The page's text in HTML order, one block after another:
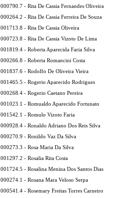
000790.7 - Rita De Cassia Fernandes Oliveira
000264.2 - Rita De Cassia Ferreira De Souza
001713.8 - Rita De Cassia Oliveira
000723.8 - Rita De Cassia Vizoto De Lima
001819.4 - Roberta Aparecida Faria Silva
000266.8 - Roberta Romancini Costa
001837.6 - Rodolfo De Oliveira Vieira
001465.5 - Rogerio Aparecido Rodrigues
000268.4 - Rogerio Caetano Pereira
001023.1 - Romualdo Aparecido Fortunato
001542.1 - Romulo Vizoto Faria
000928.4 - Ronaldo Adriano Dos Reis Silva
000270.9 - Ronildo Vaz Da Silva
000273.3 - Rosa Maria Da Silva
001297.2 - Rosalia Rita Costa
001724.5 - Rosalina Menina Dos Santos Dias
000274.1 - Rosana Mara Veloso Serpa
000541.4 - Rosemary Freitas Torres Carneiro